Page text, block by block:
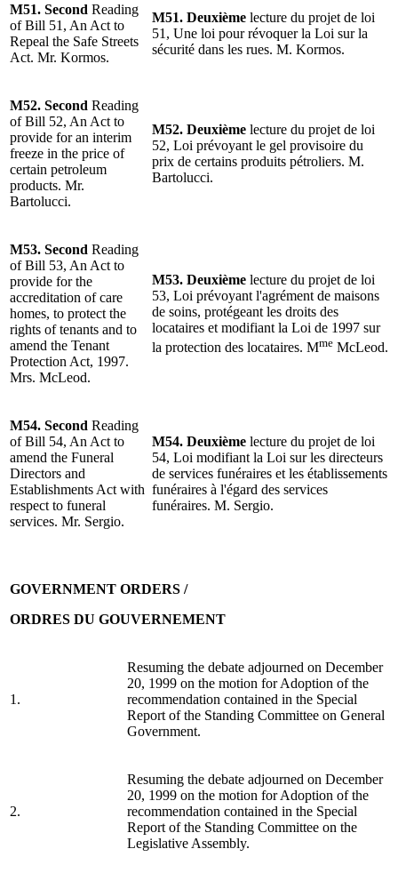
M51. Second Reading
of Bill 51, An Act to
Repeal the Safe Streets
Act. Mr. Kormos.
M51. Deuxième lecture du projet de loi
51, Une loi pour révoquer la Loi sur la
sécurité dans les rues. M. Kormos.
M52. Second Reading
of Bill 52, An Act to
provide for an interim
freeze in the price of
certain petroleum
products. Mr.
Bartolucci.
M52. Deuxième lecture du projet de loi
52, Loi prévoyant le gel provisoire du
prix de certains produits pétroliers. M.
Bartolucci.
M53. Second Reading
of Bill 53, An Act to
provide for the
accreditation of care
homes, to protect the
rights of tenants and to
amend the Tenant
Protection Act, 1997.
Mrs. McLeod.
M53. Deuxième lecture du projet de loi
53, Loi prévoyant l'agrément de maisons
de soins, protégeant les droits des
locataires et modifiant la Loi de 1997 sur
la protection des locataires. Mme McLeod.
M54. Second Reading
of Bill 54, An Act to
amend the Funeral
Directors and
Establishments Act with
respect to funeral
services. Mr. Sergio.
M54. Deuxième lecture du projet de loi
54, Loi modifiant la Loi sur les directeurs
de services funéraires et les établissements
funéraires à l'égard des services
funéraires. M. Sergio.
GOVERNMENT ORDERS /
ORDRES DU GOUVERNEMENT
1.
Resuming the debate adjourned on December
20, 1999 on the motion for Adoption of the
recommendation contained in the Special
Report of the Standing Committee on General
Government.
2.
Resuming the debate adjourned on December
20, 1999 on the motion for Adoption of the
recommendation contained in the Special
Report of the Standing Committee on the
Legislative Assembly.